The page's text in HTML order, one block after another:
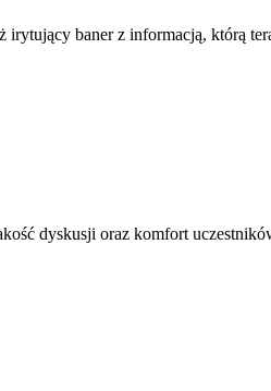
baner z informacją, którą
dyskusji oraz komfort